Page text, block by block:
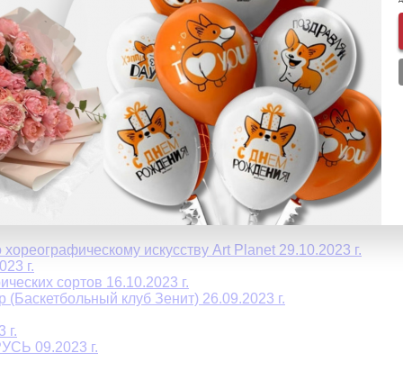
магазина "Aura of Bohemia" 08.09.2024 г.
г.
13.01.2024 г.
СПб 15.12.2023 г.
искусству Art Planet 29.10.2023 г.
г.
сортов 16.10.2023 г.
клуб Зенит) 26.09.2023 г.
г.
09.2023 г.